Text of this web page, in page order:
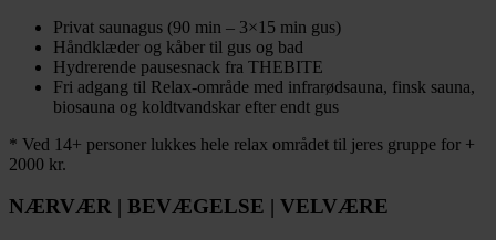
Privat saunagus (90 min – 3×15 min gus)
Håndklæder og kåber til gus og bad
Hydrerende pausesnack fra THEBITE
Fri adgang til Relax-område med infrarødsauna, finsk sauna,
biosauna og koldtvandskar efter endt gus
* Ved 14+ personer lukkes hele relax området til jeres gruppe for +
2000 kr.
NÆRVÆR | BEVÆGELSE | VELVÆRE